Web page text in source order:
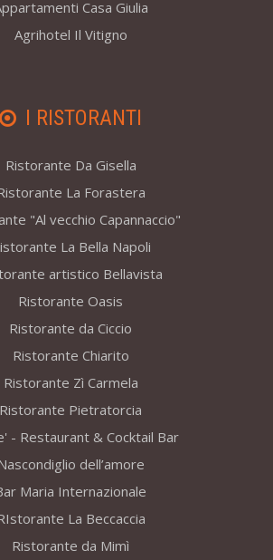
Casa Giulia
Agrihotel Il Vitigno
I RISTORANTI
Ristorante Da Gisella
La Forastera
"Al vecchio Capannaccio"
La Bella Napoli
artistico Bellavista
Ristorante Oasis
Ristorante da Ciccio
Ristorante Chiarito
Ristorante Zì Carmela
Ristorante Pietratorcia
- Restaurant & Cocktail Bar
dell’amore
Maria Internazionale
La Beccaccia
Ristorante da Mimì